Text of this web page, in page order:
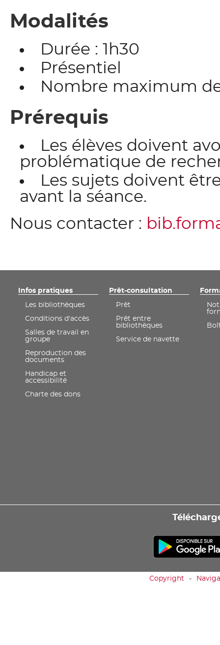
Modalités
Durée : 1h30
Présentiel
Nombre maximum
Prérequis
Les élèves doivent
problématique de
Les sujets doivent
avant la séance.
Nous contacter :
Infos pratiques
Les bibliothèques
Conditions d'accès
Salles de travail en
groupe
Reproduction des
documents
Handicap et
accessibilité
Charte des dons
Prêt-consultation
Prêt
Prêt entre
bibliothèques
Service de navette
Copyright